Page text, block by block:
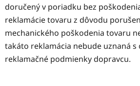
doručený v poriadku bez
reklamácie tovaru z dôvodu
mechanického poškodenia tovaru
takáto reklamácia nebude uznaná s
reklamačné podmienky dopravcu.